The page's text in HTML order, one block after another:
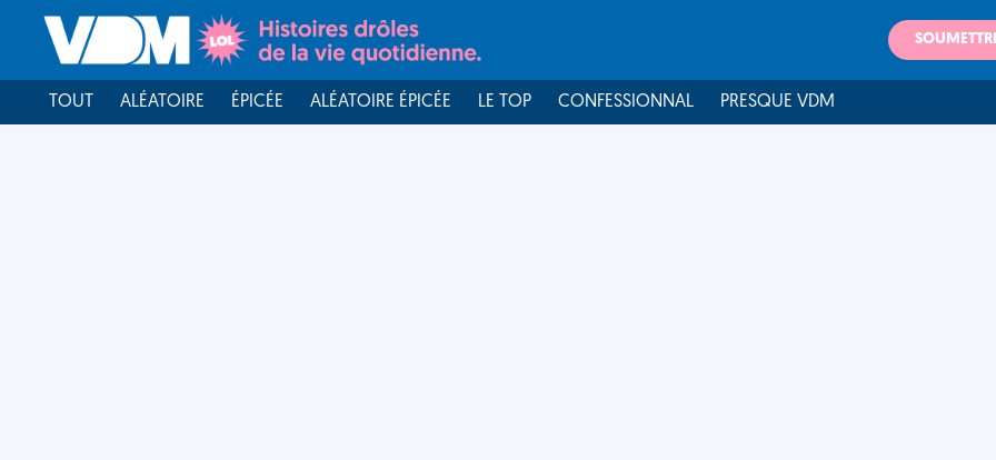
TOUT ALÉATOIRE ÉPICÉE ALÉATOIRE ÉPICÉE LE TOP CONFESSIONNAL PRESQUE VDM